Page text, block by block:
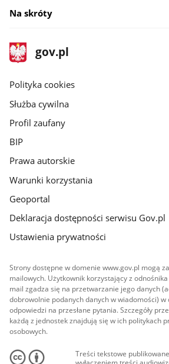
Na skróty
stopka
gov.pl
Strona
gov.pl
gov.pl
Polityka cookies
Służba cywilna
Profil zaufany
BIP
Prawa autorskie
Warunki korzystania
Geoportal
Deklaracja dostępności serwisu Gov.pl
Ustawienia prywatności
Strony dostępne w domenie www.gov.pl mogą
mailowych. Użytkownik korzystający z
mail zgadza się na przetwarzanie jego danych
dobrowolnie podanych danych w wiadomości) w
odpowiedzi na przesłane pytania. Szczegóły
każdą z jednostek znajdują się w ich politykach
osobowych.
Treści tekstowe